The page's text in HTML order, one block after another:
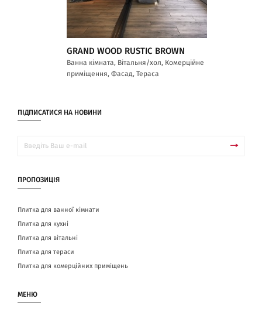
GRAND WOOD RUSTIC BROWN
Ванна кімната, Вітальня/хол, Комерційне
приміщення, Фасад, Тераса
ПІДПИСАТИСЯ НА НОВИНИ
ПРОПОЗИЦІЯ
Плитка для ванної кімнати
Плитка для кухні
Плитка для вітальні
Плитка для тераси
Плитка для комерційних приміщень
МЕНЮ